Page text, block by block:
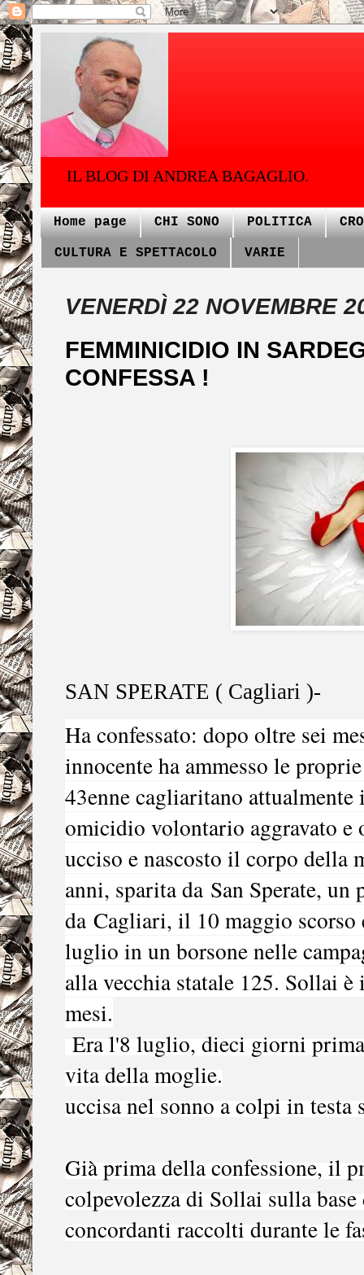
IL BLOG DI ANDREA BAGAGLIO.
Home page CHI SONO POLITICA
CULTURA E SPETTACOLO VARIE
VENERDÌ 22 NOVEMBRE
FEMMINICIDIO IN
CONFESSA !
SAN SPERATE ( Cagliari )-
Ha confessato: dopo oltre sei
innocente ha ammesso le
43enne cagliaritano attualmente
omicidio volontario aggravato e
ucciso e nascosto il corpo della
anni, sparita da San Sperate, un
da Cagliari, il 10 maggio
luglio in un borsone nelle
alla vecchia statale 125. Sollai
mesi.
Era l'8 luglio, dieci giorni
vita della moglie.
uccisa nel sonno a colpi in testa
Già prima della confessione, il
colpevolezza di Sollai sulla
concordanti raccolti durante le